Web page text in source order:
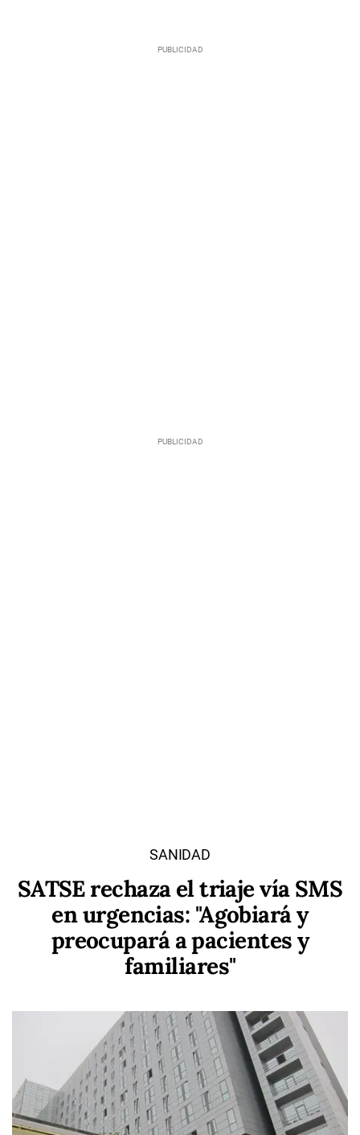
SANIDAD
SATSE rechaza el triaje vía SMS
en urgencias: "Agobiará y
preocupará a pacientes y
familiares"